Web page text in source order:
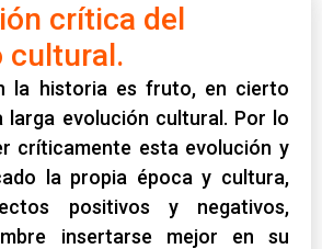
crítica del
cultural.
la historia es fruto, en cierto
larga evolución cultural. Por lo
críticamente esta evolución y
la propia época y cultura,
positivos y negativos,
insertarse mejor en su